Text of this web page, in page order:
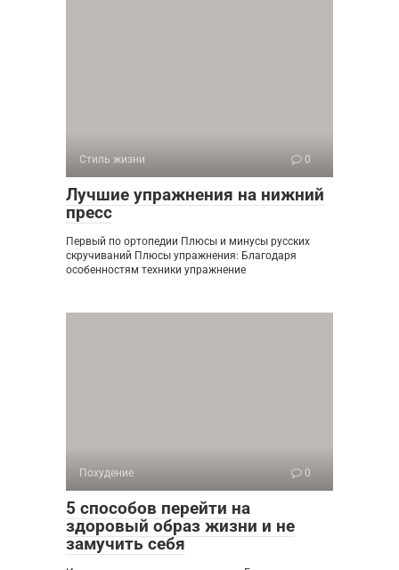
Стиль жизни 0
Лучшие упражнения на нижний
пресс
Первый по ортопедии Плюсы и минусы русских
скручиваний Плюсы упражнения: Благодаря
особенностям техники упражнение
Похудение 0
5 способов перейти на
здоровый образ жизни и не
замучить себя